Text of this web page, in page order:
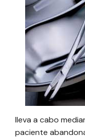
lleva a cabo
paciente